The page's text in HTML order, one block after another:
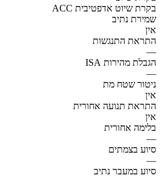
ACC בקרת שיוט אדפטיבית
שמירת נתיב
אין
התראת התנגשות
—
הגבלת מהירות ISA
—
ניטור שטח מת
אין
התראת תנועה אחורית
אין
בלימה אחורית
—
סיוע בצמתים
—
סיוע במעבר נתיב